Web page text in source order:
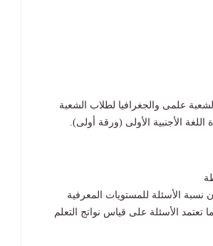
علمى والجغرافيا لطلاب الشعبة
الأجنبية الأولى (ورقة أولى).
نسبة الأسئلة للمستويات المعرفية
العليا، كما تعتمد الأسئلة على قياس نواتج التعلم